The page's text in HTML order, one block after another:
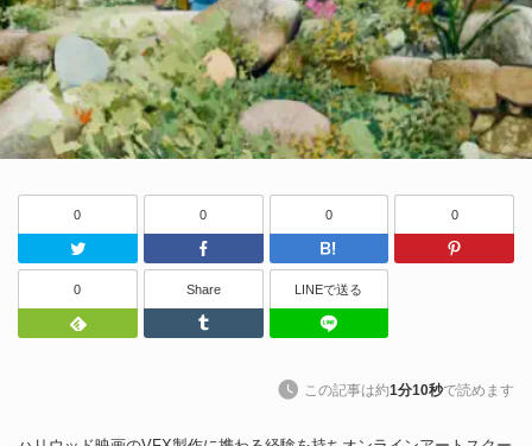
0
Twitter
0
Facebook
0
はてなブッ
0
0
Feedly
Share
Tumblr
LINEで送る
この記事は約1分10秒で読めます